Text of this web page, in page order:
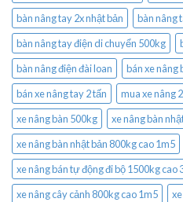
bàn nâng tay 2x nhật bản
bàn nâng
bàn nâng tay điện di chuyển 500kg
bàn nâng điện đài loan
bán xe nâng
bán xe nâng tay 2 tấn
mua xe nâng
xe nâng bàn 500kg
xe nâng bàn
xe nâng bàn nhật bản 800kg cao 1m5
xe nâng bán tự động đi bộ 1500kg cao
xe nâng cây cảnh 800kg cao 1m5